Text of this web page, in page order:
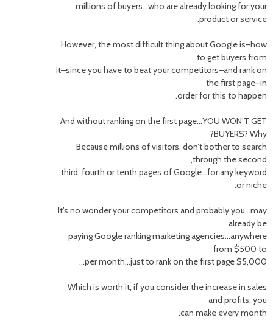
millions of buyers…who are already looking for your
product or service.
However, the most difficult thing about Google is–how
to get buyers from
it–since you have to beat your competitors–and rank on
the first page–in
order for this to happen.
And without ranking on the first page…YOU WON’T GET
BUYERS? Why?
Because millions of visitors, don’t bother to search
through the second,
third, fourth or tenth pages of Google…for any keyword
or niche.
It’s no wonder your competitors and probably you…may
already be
paying Google ranking marketing agencies…anywhere
from $500 to
$5,000 per month…just to rank on the first page…
Which is worth it, if you consider the increase in sales
and profits, you
can make every month.